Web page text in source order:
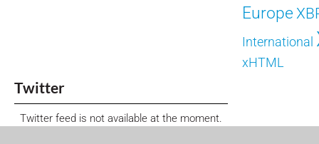
Europe
International
xHTML
Twitter
Twitter feed is not available at the moment.